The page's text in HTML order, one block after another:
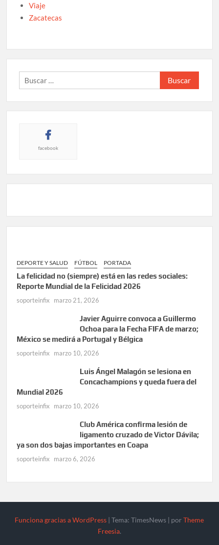
Viaje
Zacatecas
Buscar:
facebook
DEPORTE Y SALUD FÚTBOL PORTADA
La felicidad no (siempre) está en las redes sociales:
Reporte Mundial de la Felicidad 2026
soporteinfix marzo 21, 2026
Javier Aguirre convoca a Guillermo
Ochoa para la Fecha FIFA de marzo;
México se medirá a Portugal y Bélgica
soporteinfix marzo 10, 2026
Luis Ángel Malagón se lesiona en
Concachampions y queda fuera del
Mundial 2026
soporteinfix marzo 10, 2026
Club América confirma lesión de
ligamento cruzado de Victor Dávila;
ya son dos bajas importantes en Coapa
soporteinfix marzo 6, 2026
Funciona gracias a WordPress |Tema: TimesNews | porTheme
Freesia.